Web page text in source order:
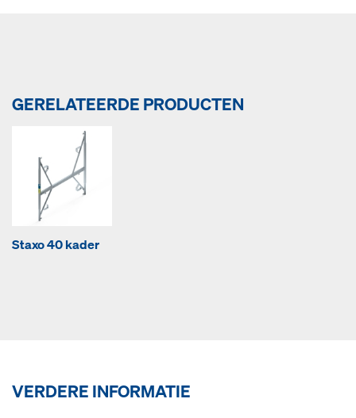
GERELATEERDE PRODUCTEN
Staxo 40 kader
VERDERE INFORMATIE